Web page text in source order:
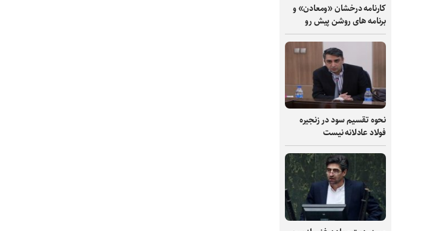
کارنامه درخشان «ومعادن» و
برنامه های روشن پیش رو
نحوه تقسیم سود در زنجیره
فولاد عادلانه نیست